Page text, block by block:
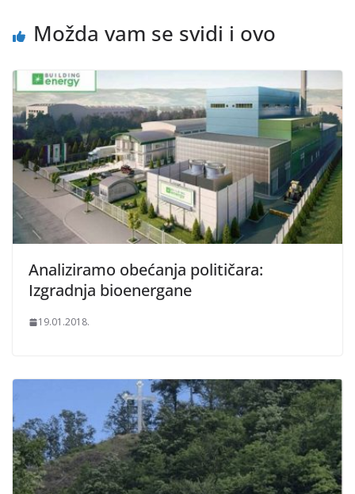
Možda vam se svidi i ovo
Analiziramo obećanja političara:
Izgradnja bioenergane
19.01.2018.